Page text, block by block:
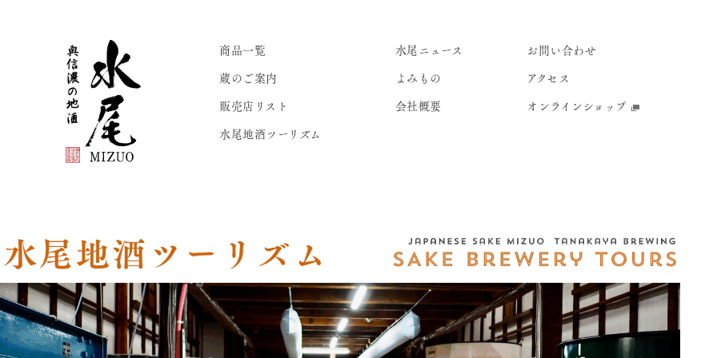
商品一覧
蔵のご案内
販売店リスト
水尾地酒ツーリズム
水尾ニュース
よみもの
会社概要
お問い合わせ
アクセス
オンラインショップ